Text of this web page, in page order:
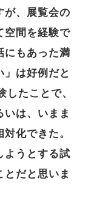
が、展覧会の
空間を経験で
にもあった満
は好例だと
たことで、
は、いまま
化できた。
ようとする試
だと思いま